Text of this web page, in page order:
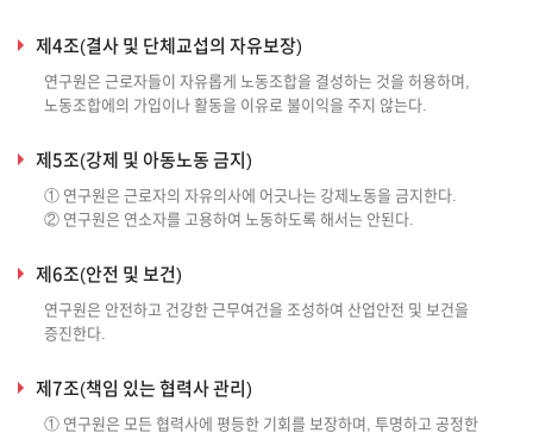
제4조(결사 및 단체교섭의 자유보장)
연구원은 근로자들이 자유롭게 노동조합을 결성하는 것을 허용하며,
노동조합에의 가입이나 활동을 이유로 불이익을 주지 않는다.
제5조(강제 및 아동노동 금지)
① 연구원은 근로자의 자유의사에 어긋나는 강제노동을 금지한다.
② 연구원은 연소자를 고용하여 노동하도록 해서는 안된다.
제6조(안전 및 보건)
연구원은 안전하고 건강한 근무여건을 조성하여 산업안전 및 보건을
증진한다.
제7조(책임 있는 협력사 관리)
① 연구원은 모든 협력사에 평등한 기회를 보장하며, 투명하고 공정한